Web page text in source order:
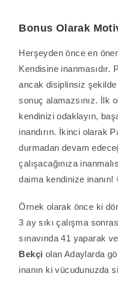
Bonus Olarak
Herşeyden önce en
Kendisine inanmasıdır.
ancak disiplinsiz
sonuç alamazsınız. İlk
kendinizi odaklayın,
inandırın. İkinci olarak
durmadan devam
çalışacağınıza
daima kendinize inanın!
Örnek olarak önce ki
3 ay sıkı çalışma
sınavında 41 yaparak
Bekçi olan Adaylarda
inanın ki vücudunuzda